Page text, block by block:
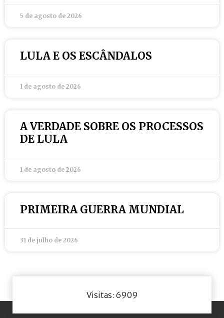
5 de agosto de 2026
LULA E OS ESCÂNDALOS
1 de agosto de 2026
A VERDADE SOBRE OS PROCESSOS
DE LULA
1 de agosto de 2026
PRIMEIRA GUERRA MUNDIAL
31 de julho de 2026
Visitas: 6909